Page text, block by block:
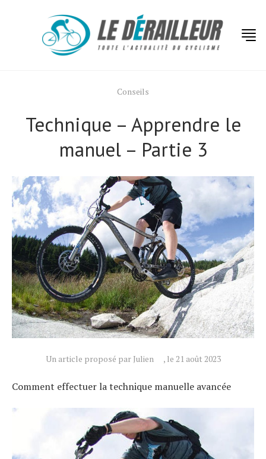
Conseils
Technique – Apprendre le
manuel – Partie 3
Un article proposé par Julien , le 21 août 2023
Comment effectuer la technique manuelle avancée